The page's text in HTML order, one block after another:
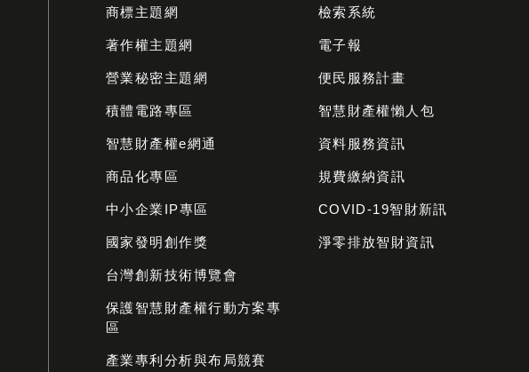
商標主題網
著作權主題網
營業秘密主題網
積體電路專區
智慧財產權e網通
商品化專區
中小企業IP專區
國家發明創作獎
台灣創新技術博覽會
保護智慧財產權行動方案專
區
產業專利分析與布局競賽
檢索系統
電子報
便民服務計畫
智慧財產權懶人包
資料服務資訊
規費繳納資訊
COVID-19智財新訊
淨零排放智財資訊